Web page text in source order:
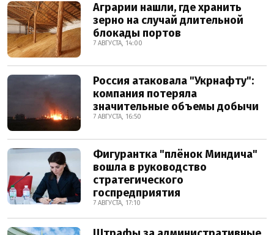
Аграрии нашли, где хранить
зерно на случай длительной
блокады портов
7 АВГУСТА, 14:00
Россия атаковала "Укрнафту":
компания потеряла
значительные объемы добычи
7 АВГУСТА, 16:50
Фигурантка "плёнок Миндича"
вошла в руководство
стратегического
госпредприятия
7 АВГУСТА, 17:10